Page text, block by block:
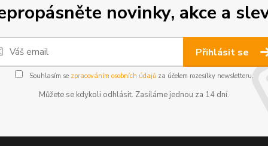
novinky, akce a
Přihlásit se
Souhlasím se zpracováním osobních údajůza účelem rozesílky newsletteru.
Můžete se kdykoli odhlásit. Zasíláme jednou za 14 dní.